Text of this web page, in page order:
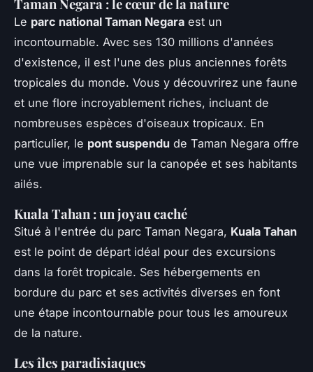
Taman Negara : le cœur de la nature
Le parc national Taman Negara est un
incontournable. Avec ses 130 millions d'années
d'existence, il est l'une des plus anciennes forêts
tropicales du monde. Vous y découvrirez une faune
et une flore incroyablement riches, incluant de
nombreuses espèces d'oiseaux tropicaux. En
particulier, le pont suspendu de Taman Negara offre
une vue imprenable sur la canopée et ses habitants
ailés.
Kuala Tahan : un joyau caché
Situé à l'entrée du parc Taman Negara, Kuala Tahan
est le point de départ idéal pour des excursions
dans la forêt tropicale. Ses hébergements en
bordure du parc et ses activités diverses en font
une étape incontournable pour tous les amoureux
de la nature.
Les îles paradisiaques